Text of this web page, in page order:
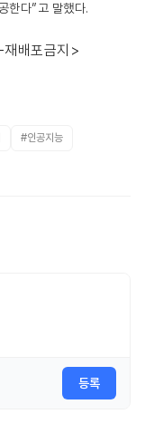
한다”고 말했다.
배포금지>
#인공지능
등록